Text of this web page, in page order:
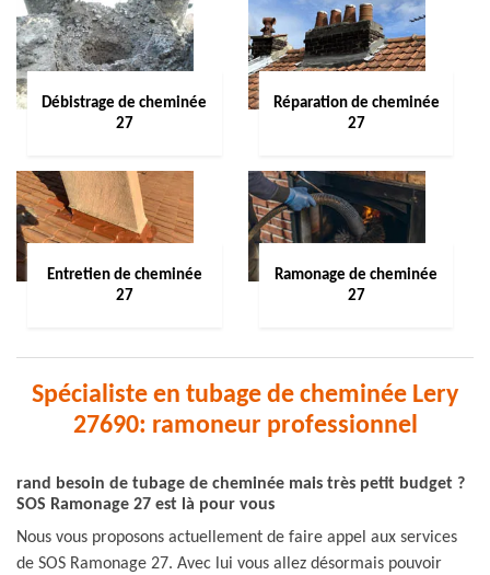
Débistrage de cheminée
27
Réparation de cheminée
27
Entretien de cheminée
27
Ramonage de cheminée
27
Spécialiste en tubage de cheminée Lery
27690: ramoneur professionnel
rand besoin de tubage de cheminée mais très petit budget ?
SOS Ramonage 27 est là pour vous
Nous vous proposons actuellement de faire appel aux services
de SOS Ramonage 27. Avec lui vous allez désormais pouvoir